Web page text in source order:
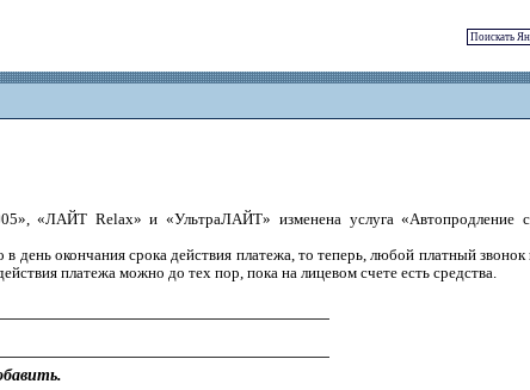
«ЛАЙТ Relax» и «УльтраЛАЙТ» изменена услуга «Автопродление
день окончания срока действия платежа, то теперь, любой платный звонок
платежа можно до тех пор, пока на лицевом счете есть средства.